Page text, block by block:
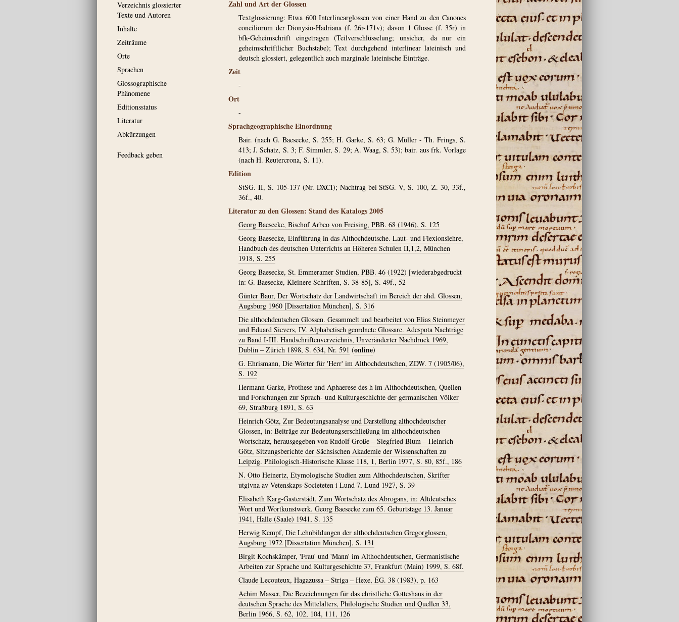
Verzeichnis glossierter
Texte und Autoren
Inhalte
Zeiträume
Orte
Sprachen
Glossographische
Phänomene
Editionsstatus
Literatur
Abkürzungen
Feedback geben
Zahl und Art der Glossen
Textglossierung: Etwa 600 Interlinearglossen von einer Hand zu den Canones
conciliorum der Dionysio-Hadriana (f. 26r-171v); davon 1 Glosse (f. 35r) in
bfk-Geheimschrift eingetragen (Teilverschlüsselung; unsicher, da nur ein
geheimschriftlicher Buchstabe); Text durchgehend interlinear lateinisch und
deutsch glossiert, gelegentlich auch marginale lateinische Einträge.
Zeit
-
Ort
-
Sprachgeographische Einordnung
Bair. (nach G. Baesecke, S. 255; H. Garke, S. 63; G. Müller - Th. Frings, S.
413; J. Schatz, S. 3; F. Simmler, S. 29; A. Waag, S. 53); bair. aus frk. Vorlage
(nach H. Reutercrona, S. 11).
Edition
StSG. II, S. 105-137 (Nr. DXCI); Nachtrag bei StSG. V, S. 100, Z. 30, 33f.,
36f., 40.
Literatur zu den Glossen: Stand des Katalogs 2005
Georg Baesecke, Bischof Arbeo von Freising, PBB. 68 (1946), S. 125
Georg Baesecke, Einführung in das Althochdeutsche. Laut- und Flexionslehre,
Handbuch des deutschen Unterrichts an Höheren Schulen II,1,2, München
1918, S. 255
Georg Baesecke, St. Emmeramer Studien, PBB. 46 (1922) [wiederabgedruckt
in: G. Baesecke, Kleinere Schriften, S. 38-85], S. 49f., 52
Günter Baur, Der Wortschatz der Landwirtschaft im Bereich der ahd. Glossen,
Augsburg 1960 [Dissertation München], S. 316
Die althochdeutschen Glossen. Gesammelt und bearbeitet von Elias Steinmeyer
und Eduard Sievers, IV. Alphabetisch geordnete Glossare. Adespota Nachträge
zu Band I-III. Handschriftenverzeichnis, Unveränderter Nachdruck 1969,
Dublin – Zürich 1898, S. 634, Nr. 591 (online)
G. Ehrismann, Die Wörter für 'Herr' im Althochdeutschen, ZDW. 7 (1905/06),
S. 192
Hermann Garke, Prothese und Aphaerese des h im Althochdeutschen, Quellen
und Forschungen zur Sprach- und Kulturgeschichte der germanischen Völker
69, Straßburg 1891, S. 63
Heinrich Götz, Zur Bedeutungsanalyse und Darstellung althochdeutscher
Glossen, in: Beiträge zur Bedeutungserschließung im althochdeutschen
Wortschatz, herausgegeben von Rudolf Große – Siegfried Blum – Heinrich
Götz, Sitzungsberichte der Sächsischen Akademie der Wissenschaften zu
Leipzig. Philologisch-Historische Klasse 118, 1, Berlin 1977, S. 80, 85f., 186
N. Otto Heinertz, Etymologische Studien zum Althochdeutschen, Skrifter
utgivna av Vetenskaps-Societeten i Lund 7, Lund 1927, S. 39
Elisabeth Karg-Gasterstädt, Zum Wortschatz des Abrogans, in: Altdeutsches
Wort und Wortkunstwerk. Georg Baesecke zum 65. Geburtstage 13. Januar
1941, Halle (Saale) 1941, S. 135
Herwig Kempf, Die Lehnbildungen der althochdeutschen Gregorglossen,
Augsburg 1972 [Dissertation München], S. 131
Birgit Kochskämper, 'Frau' und 'Mann' im Althochdeutschen, Germanistische
Arbeiten zur Sprache und Kulturgeschichte 37, Frankfurt (Main) 1999, S. 68f.
Claude Lecouteux, Hagazussa – Striga – Hexe, ÉG. 38 (1983), p. 163
Achim Masser, Die Bezeichnungen für das christliche Gotteshaus in der
deutschen Sprache des Mittelalters, Philologische Studien und Quellen 33,
Berlin 1966, S. 62, 102, 104, 111, 126